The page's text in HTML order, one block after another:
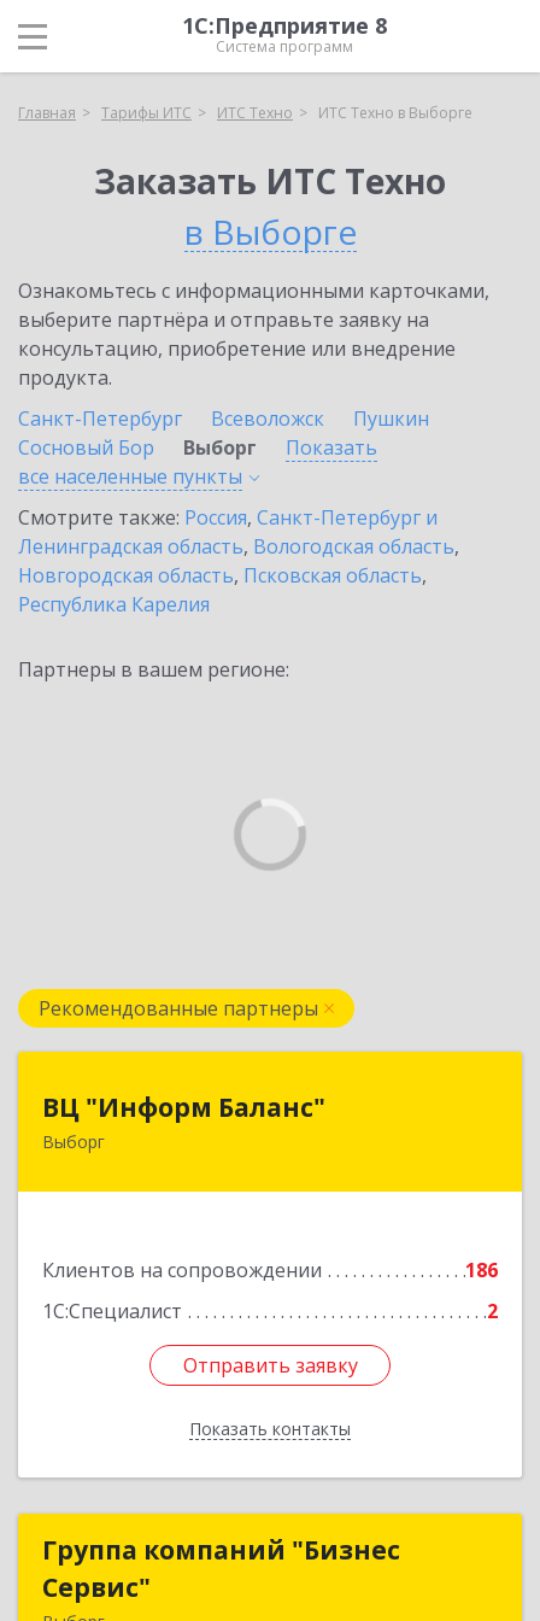
1С:Предприятие 8
Система программ
Главная Тарифы ИТС ИТС Техно ИТС Техно в Выборге
Заказать ИТС Техно
в Выборге
Ознакомьтесь с информационными карточками,
выберите партнёра и отправьте заявку на
консультацию, приобретение или внедрение
продукта.
Санкт-Петербург
Всеволожск
Пушкин
Сосновый Бор
Выборг
Показать
все населенные пункты
Смотрите также: Россия, Санкт-Петербург и
Ленинградская область, Вологодская область,
Новгородская область, Псковская область,
Республика Карелия
Партнеры в вашем регионе:
Рекомендованные партнеры
ВЦ "Информ Баланс"
Выборг
Клиентов на сопровождении
186
1С:Специалист
2
Отправить заявку
Показать контакты
188800, Ленинградская обл, Выборгский р-н,
Отправить заявку
Назад
Группа компаний "Бизнес
Сервис"
Группа компаний "Бизнес